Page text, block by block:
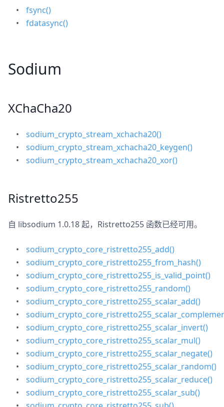
fsync()
fdatasync()
Sodium
XChaCha20
sodium_crypto_stream_xchacha20()
sodium_crypto_stream_xchacha20_keygen()
sodium_crypto_stream_xchacha20_xor()
Ristretto255
自 libsodium 1.0.18 起，Ristretto255 函数已经可用。
sodium_crypto_core_ristretto255_add()
sodium_crypto_core_ristretto255_from_hash()
sodium_crypto_core_ristretto255_is_valid_point()
sodium_crypto_core_ristretto255_random()
sodium_crypto_core_ristretto255_scalar_add()
sodium_crypto_core_ristretto255_scalar_invert()
sodium_crypto_core_ristretto255_scalar_mul()
sodium_crypto_core_ristretto255_scalar_negate()
sodium_crypto_core_ristretto255_scalar_random()
sodium_crypto_core_ristretto255_scalar_reduce()
sodium_crypto_core_ristretto255_scalar_sub()